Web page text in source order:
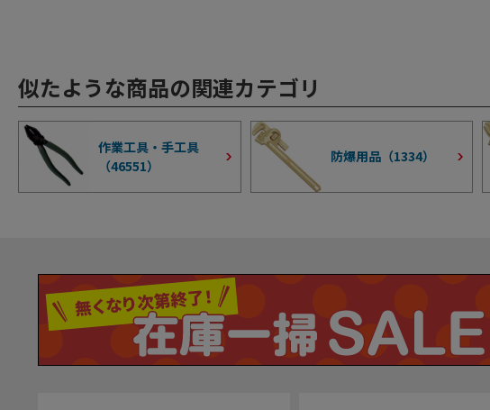
似たような商品の関連カテゴリ
作業工具・手工具
（46551）
防爆用品（1334）